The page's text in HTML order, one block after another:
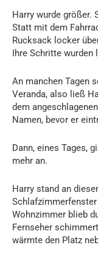
Harry wurde größer.
Statt mit dem
Rucksack locker
Ihre Schritte wurden
An manchen Tagen
Veranda, also ließ
dem
Namen, bevor er
Dann, eines Tages,
mehr an.
Harry stand an
Schlafzimmerfenster
Wohnzimmer blieb
Fernseher
wärmte den Platz